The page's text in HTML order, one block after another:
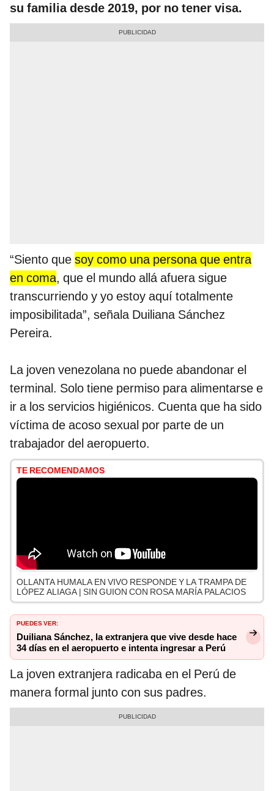
su familia desde 2019, por no tener visa.
“Siento que soy como una persona que entra
en coma, que el mundo allá afuera sigue
transcurriendo y yo estoy aquí totalmente
imposibilitada”, señala Duiliana Sánchez
Pereira.
La joven venezolana no puede abandonar el
terminal. Solo tiene permiso para alimentarse e
ir a los servicios higiénicos. Cuenta que ha sido
víctima de acoso sexual por parte de un
trabajador del aeropuerto.
TE RECOMENDAMOS
OLLANTA HUMALA EN VIVO RESPONDE Y LA TRAMPA DE
LÓPEZ ALIAGA | SIN GUION CON ROSA MARÍA PALACIOS
PUEDES VER:
Duiliana Sánchez, la extranjera que vive desde hace
34 días en el aeropuerto e intenta ingresar a Perú
La joven extranjera radicaba en el Perú de
manera formal junto con sus padres.